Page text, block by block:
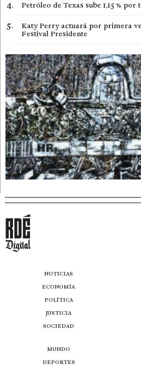
Petróleo de Texas sube 1,15 %
Katy Perry actuará por primera
Festival Presidente
NOTICIAS
ECONOMÍA
POLÍTICA
JUSTICIA
SOCIEDAD
MUNDO
DEPORTES